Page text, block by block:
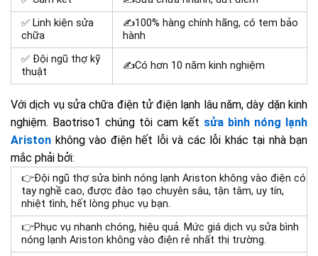
✅ Linh kiện sửa
chữa
✍100% hàng chính hãng, có tem bảo
hành
✅ Đội ngũ thợ kỹ
thuật
✍Có hơn 10 năm kinh nghiệm
Với dịch vụ sửa chữa điện tử điện lạnh lâu năm, dày dặn kinh
nghiệm. Baotriso1 chúng tôi cam kết sửa bình nóng lạnh
Ariston không vào điện hết lỗi và các lỗi khác tại nhà bạn
mắc phải bởi:
👉Đội ngũ thợ sửa bình nóng lạnh Ariston không vào điện có
tay nghề cao, được đào tạo chuyên sâu, tận tâm, uy tín,
nhiệt tình, hết lòng phục vụ bạn.
👉Phục vụ nhanh chóng, hiệu quả. Mức giá dịch vụ sửa bình
nóng lạnh Ariston không vào điện rẻ nhất thị trường.